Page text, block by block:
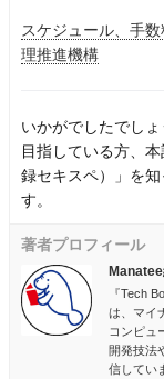
スケジュール、手
理推進機構
いかがでしたでし
目指している方、
録セキスペ）」を
す。
著者プロフィール
Manatee
『Tech
は、マイ
コンピュ
開発技法
信してい